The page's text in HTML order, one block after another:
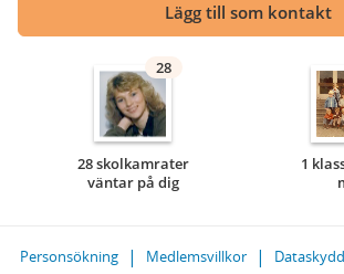
Lägg till som kontakt
28
28 skolkamrater
väntar på dig
1
Personsökning Medlemsvillkor Dataskydd